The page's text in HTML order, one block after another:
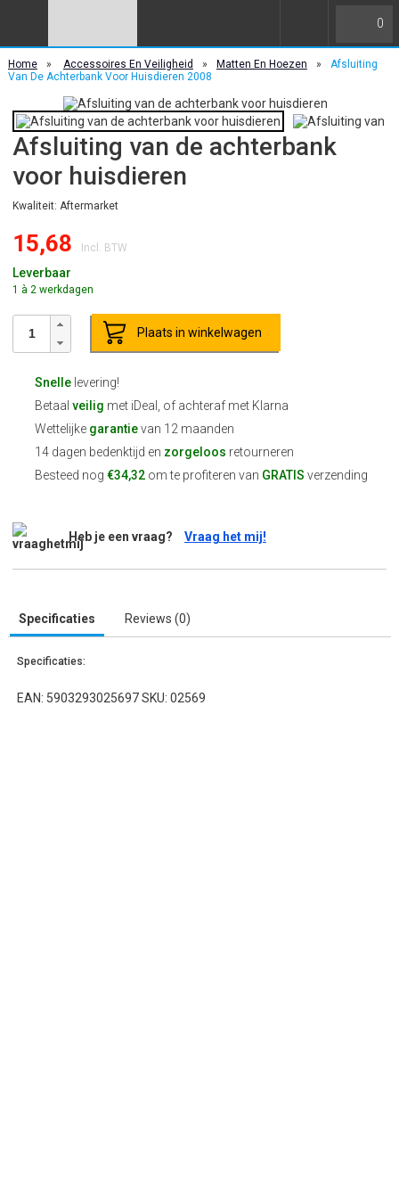
0
Home » Accessoires En Veiligheid » Matten En Hoezen »
Afsluiting
Van De Achterbank Voor Huisdieren 2008
Afsluiting van de achterbank
voor huisdieren
Kwaliteit: Aftermarket
15,68 Incl. BTW
Leverbaar
1 à 2 werkdagen
Plaats in winkelwagen
Snellelevering!
Betaal veilig met iDeal, of achteraf met Klarna
Wettelijke garantievan 12 maanden
14 dagen bedenktijd en zorgeloos retourneren
Besteed nog €34,32om te profiteren van GRATIS verzending
Heb je een vraag? Vraag het mij!
Specificaties Reviews (0)
Specificaties:
EAN: 5903293025697 SKU: 02569